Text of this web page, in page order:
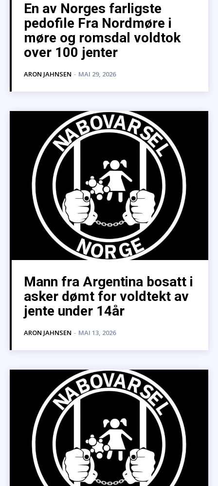
En av Norges farligste
pedofile Fra Nordmøre i
møre og romsdal voldtok
over 100 jenter
ARON JAHNSEN - MAI 29, 2026
Mann fra Argentina bosatt i
asker dømt for voldtekt av
jente under 14år
ARON JAHNSEN - MAI 13, 2026